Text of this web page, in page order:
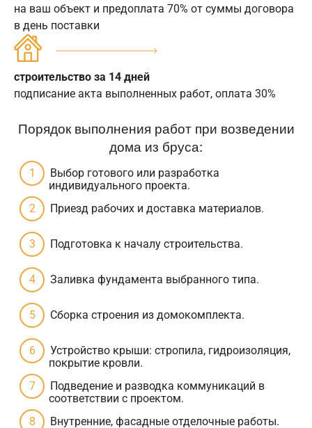
на ваш объект и предоплата 70% от суммы договора
в день поставки
строительство за 14 дней
подписание акта выполненных работ, оплата 30%
Порядок выполнения работ при возведении
дома из бруса:
Выбор готового или разработка
индивидуального проекта.
Приезд рабочих и доставка материалов.
Подготовка к началу строительства.
Заливка фундамента выбранного типа.
Сборка строения из домокомплекта.
Устройство крыши: стропила, гидроизоляция,
покрытие кровли.
Подведение и разводка коммуникаций в
соответствии с проектом.
Внутренние, фасадные отделочные работы.